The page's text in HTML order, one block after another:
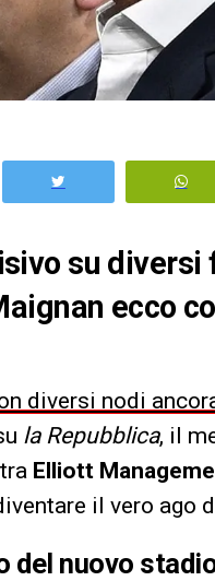
su
ecco
diversi nodi
la Repubblica, il
Elliott
il vero ago
del nuovo